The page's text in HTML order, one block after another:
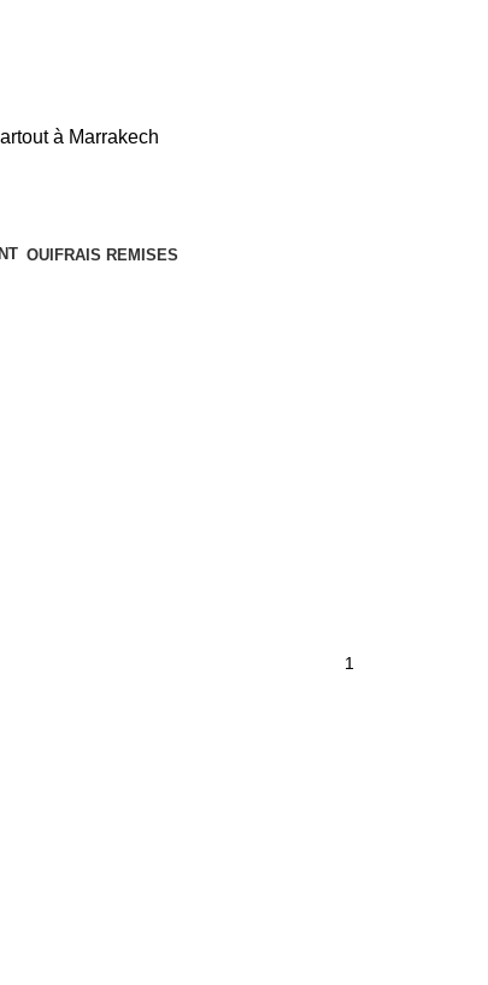
OUIFRAIS REMISES